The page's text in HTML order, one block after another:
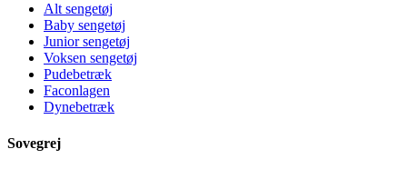
Alt sengetøj
Baby sengetøj
Junior sengetøj
Voksen sengetøj
Pudebetræk
Faconlagen
Dynebetræk
Sovegrej